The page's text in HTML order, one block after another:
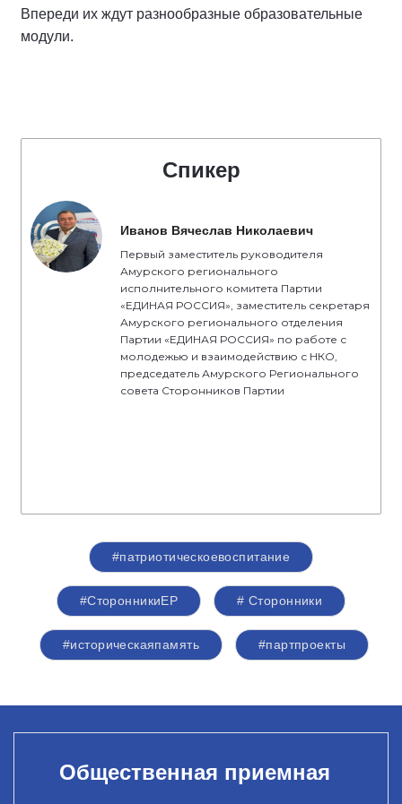
Впереди их ждут разнообразные образовательные
модули.
Спикер
Иванов Вячеслав Николаевич
Первый заместитель руководителя
Амурского регионального
исполнительного комитета Партии
«ЕДИНАЯ РОССИЯ», заместитель секретаря
Амурского регионального отделения
Партии «ЕДИНАЯ РОССИЯ» по работе с
молодежью и взаимодействию с НКО,
председатель Амурского Регионального
совета Сторонников Партии
#патриотическоевоспитание
#СторонникиЕР # Сторонники
#историческаяпамять #партпроекты
Общественная приемная